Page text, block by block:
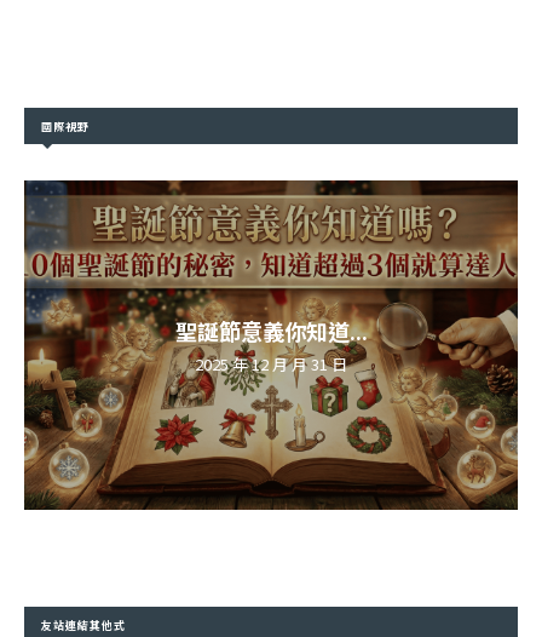
國際視野
聖誕節意義你知道...
2025 年 12 月 月 31 日
友站連結其他式